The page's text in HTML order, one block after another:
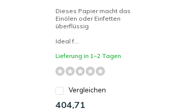
Dieses Papier macht das
Einölen oder Einfetten
überflüssig
Ideal f...
Lieferung in 1–2 Tagen
Vergleichen
404,71